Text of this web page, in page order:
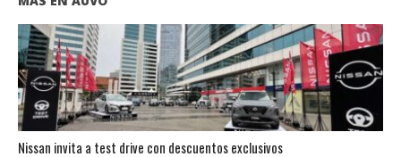
Nissan invita a test drive con descuentos exclusivos